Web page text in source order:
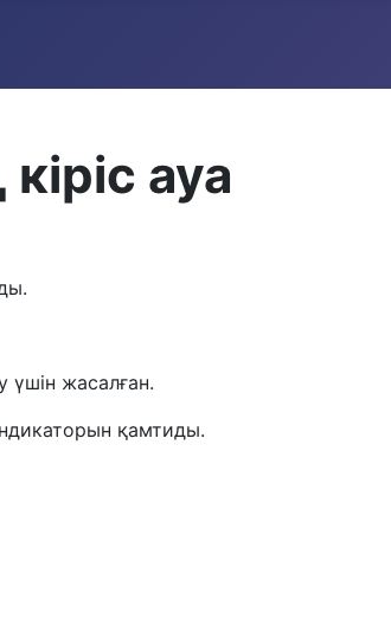
ауа
үшін жасалған.
қамтиды.